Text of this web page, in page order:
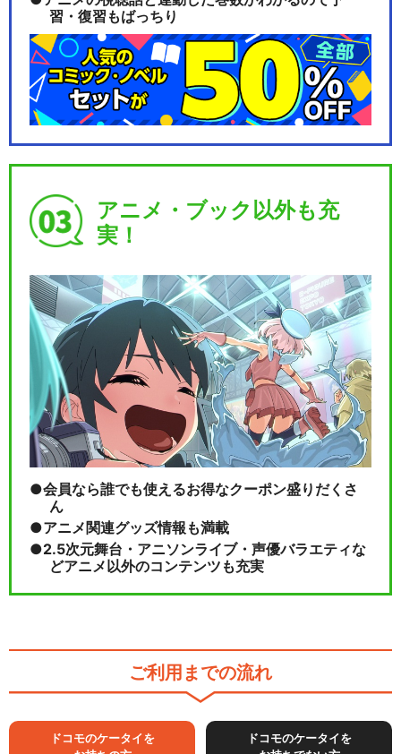
習・復習もばっちり
アニメ・ブック以外も充
実！
会員なら誰でも使えるお得なクーポン盛りだくさ
ん
アニメ関連グッズ情報も満載
2.5次元舞台・アニソンライブ・声優バラエティな
どアニメ以外のコンテンツも充実
ご利用までの流れ
ドコモのケータイを
ドコモのケータイを